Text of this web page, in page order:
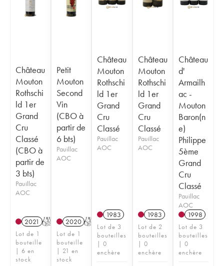
Château
Mouton
Rothschi
ld 1er
Grand
Cru
Classé
(CBO à
partir de
3 bts)
Pauillac
AOC
2021 T
Lot de 1
bouteille
| 6 en
stock
Petit
Mouton
Second
Vin
(CBO à
partir de
6 bts)
Pauillac
AOC
2020 T
Lot de 1
bouteille
| 21 en
stock
Château
Mouton
Rothschi
ld 1er
Grand
Cru
Classé
Pauillac
AOC
1983
Lot de 3
bouteilles
| 0
enchère
Château
Mouton
Rothschi
ld 1er
Grand
Cru
Classé
Pauillac
AOC
1983
Lot de 2
bouteilles
| 0
enchère
Château
d'
Armailh
ac -
Mouton
Baron(n
e)
Philippe
5ème
Grand
Cru
Classé
Pauillac
AOC
1998
Lot de 3
bouteilles
| 0
enchère